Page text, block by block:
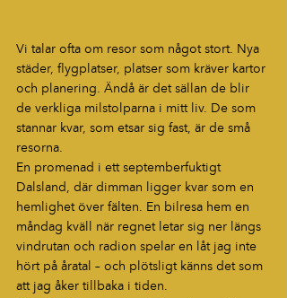
Vi talar ofta om resor som något stort. Nya
städer, flygplatser, platser som kräver kartor
och planering. Ändå är det sällan de blir
de verkliga milstolparna i mitt liv. De som
stannar kvar, som etsar sig fast, är de små
resorna.
En promenad i ett septemberfuktigt
Dalsland, där dimman ligger kvar som en
hemlighet över fälten. En bilresa hem en
måndag kväll när regnet letar sig ner längs
vindrutan och radion spelar en låt jag inte
hört på åratal – och plötsligt känns det som
att jag åker tillbaka i tiden.